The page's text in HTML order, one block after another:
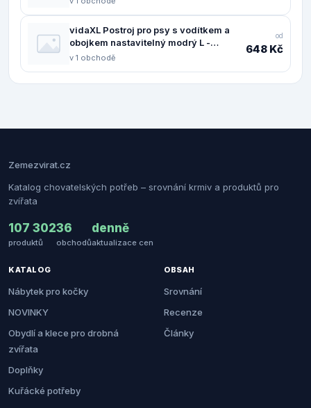
vidaXL Postroj pro psy s vodítkem a
obojkem nastavitelný modrý L -
11461.4013391
v 1 obchodě
od
648 Kč
Zemezvirat.cz
Katalog chovatelských potřeb – srovnání krmiv a produktů pro
zvířata
107 302
produktů
36
obchodů
denně
aktualizace cen
KATALOG
Nábytek pro kočky
NOVINKY
Obydlí a klece pro drobná
zvířata
Doplňky
Kuřácké potřeby
OBSAH
Srovnání
Recenze
Články